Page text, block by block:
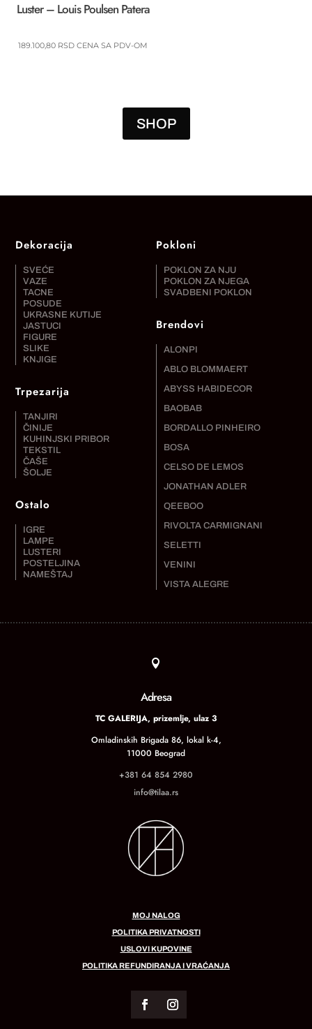
Luster – Louis Poulsen Patera
189.100,80 RSD CENA SA PDV-OM
SHOP
Dekoracija
SVEĆE
VAZE
TACNE
POSUDE
UKRASNE KUTIJE
JASTUCI
FIGURE
SLIKE
KNJIGE
Trpezarija
TANJIRI
ČINIJE
KUHINJSKI PRIBOR
TEKSTIL
ČAŠE
ŠOLJE
Ostalo
IGRE
LAMPE
LUSTERI
POSTELJINA
NAMEŠTAJ
Pokloni
POKLON ZA NJU
POKLON ZA NJEGA
SVADBENI POKLON
Brendovi
ALONPI
ABLO BLOMMAERT
ABYSS HABIDECOR
BAOBAB
BORDALLO PINHEIRO
BOSA
CELSO DE LEMOS
JONATHAN ADLER
QEEBOO
RIVOLTA CARMIGNANI
SELETTI
VENINI
VISTA ALEGRE

Adresa
TC GALERIJA, prizemlje, ulaz 3
Omladinskih Brigada 86, lokal k-4,
11000 Beograd
+381 64 854 2980
info@tilaa.rs
MOJ NALOG
POLITIKA PRIVATNOSTI
USLOVI KUPOVINE
POLITIKA REFUNDIRANJA I VRAĆANJA